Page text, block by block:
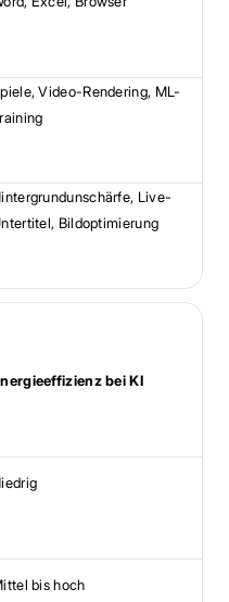
Video-Rendering, ML-
Live-
Bildoptimierung
bei KI
bis hoch